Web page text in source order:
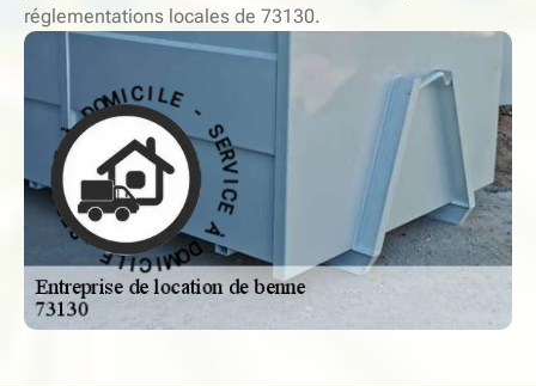
réglementations locales de 73130.
S
E
R
V
I
C
E
À
D
O
M
I
C
ILE - SE R
V I
C
E
À
D
O
M
I
C
I
L
E
-